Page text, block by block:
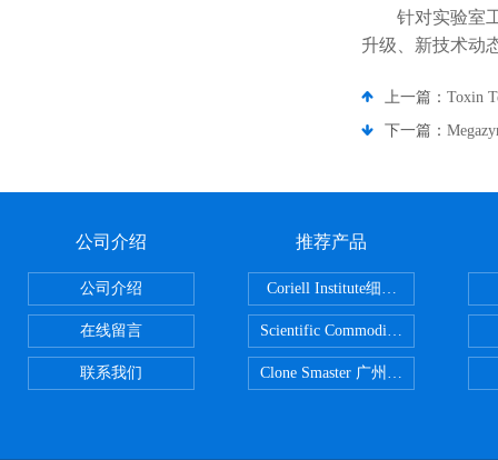
针对实验室工
升级、新技术动
上一篇： Toxin
下一篇：
公司介绍
公司介绍
在线留言
联系我们
推荐产品
Scientific CommoditiesPE管 广州
Clone Smaster 广州鸿程代理